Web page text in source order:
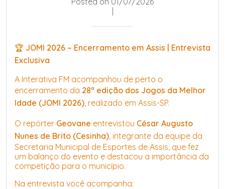
|
🏆 JOMI 2026 – Encerramento em Assis | Entrevista
Exclusiva
A Interativa FM acompanhou de perto o
encerramento da 28ª edição dos Jogos da Melhor
Idade (JOMI 2026) , realizado em Assis-SP.
O repórter Geovane entrevistou César Augusto
Nunes de Brito (Cesinha) , integrante da equipe da
Secretaria Municipal de Esportes de Assis, que fez
um balanço do evento e destacou a importância da
competição para o município.
Na entrevista você acompanha: